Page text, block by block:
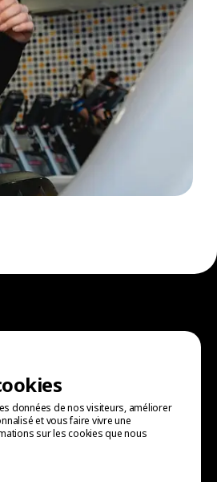
données de nos visiteurs, améliorer
et vous faire vivre une
sur les cookies que nous